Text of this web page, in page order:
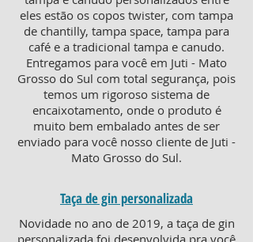
eles estão os copos twister, com tampa
de chantilly, tampa space, tampa para
café e a tradicional tampa e canudo.
Entregamos para você em Juti - Mato
Grosso do Sul com total segurança, pois
temos um rigoroso sistema de
encaixotamento, onde o produto é
muito bem embalado antes de ser
enviado para você nosso cliente de Juti -
Mato Grosso do Sul.
Taça de gin personalizada
Novidade no ano de 2019, a taça de gin
personalizada foi desenvolvida pra você